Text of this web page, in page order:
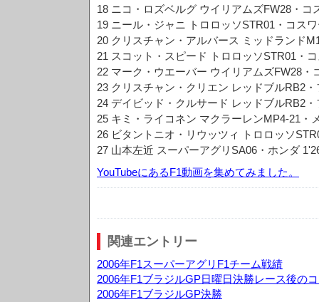
18 ニコ・ロズベルグ ウイリアムズFW28・コ
19 ニール・ジャニ トロロッソSTR01・コス
20 クリスチャン・アルバース ミッドランド
21 スコット・スピード トロロッソSTR01・
22 マーク・ウエーバー ウイリアムズFW28・
23 クリスチャン・クリエン レッドブルRB2
24 デイビッド・クルサード レッドブルRB2
25 キミ・ライコネン マクラーレンMP4-21・
26 ビタントニオ・リウッツィ トロロッソ
27 山本左近 スーパーアグリSA06・ホンダ
YouTubeにあるF1動画を集めてみました。
関連エントリー
2006年F1スーパーアグリF1チーム戦績
2006年F1ブラジルGP日曜日決勝レース後の
2006年F1ブラジルGP決勝